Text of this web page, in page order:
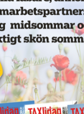
Taxibommar fick
effekt vid Lund C
NYHETER 10 juni 2026
Nytt taxibolag i
NYHETER 10 juni 2026